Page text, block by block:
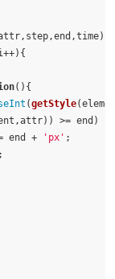
) {
( ){
(getStyle
>= end) {
end + 'px' ;